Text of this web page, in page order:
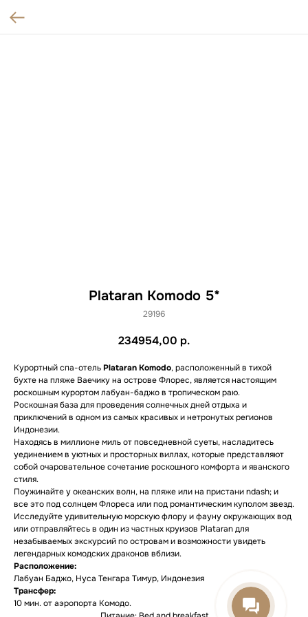
Plataran Komodo 5*
29196
234954,00 р.
Курортный спа-отельPlataran Komodo, расположенный в тихой
бухте на пляже Ваечику на острове Флорес, является настоящим
роскошным курортом лабуан-баджо в тропическом раю.
Роскошная база для проведения солнечных дней отдыха и
приключений в одном из самых красивых и нетронутых регионов
Индонезии.
Находясь в миллионе миль от повседневной суеты, насладитесь
уединением в уютных и просторных виллах, которые представляют
собой очаровательное сочетание роскошного комфорта и яванского
стиля.
Поужинайте у океанских волн, на пляже или на пристани ndash; и
все это под солнцем Флореса или под романтическим куполом звезд.
Исследуйте удивительную морскую флору и фауну окружающих вод
или отправляйтесь в один из частных круизов Plataran для
незабываемых экскурсий по островам и возможности увидеть
легендарных комодских драконов вблизи.
Расположение:
Лабуан Баджо, Нуса Тенгара Тимур, Индонезия
Трансфер:
10 мин. от аэропорта Комодо.